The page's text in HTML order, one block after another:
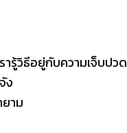
ารู้วิธีอยู่กับความเจ็บปวด
ง
าม